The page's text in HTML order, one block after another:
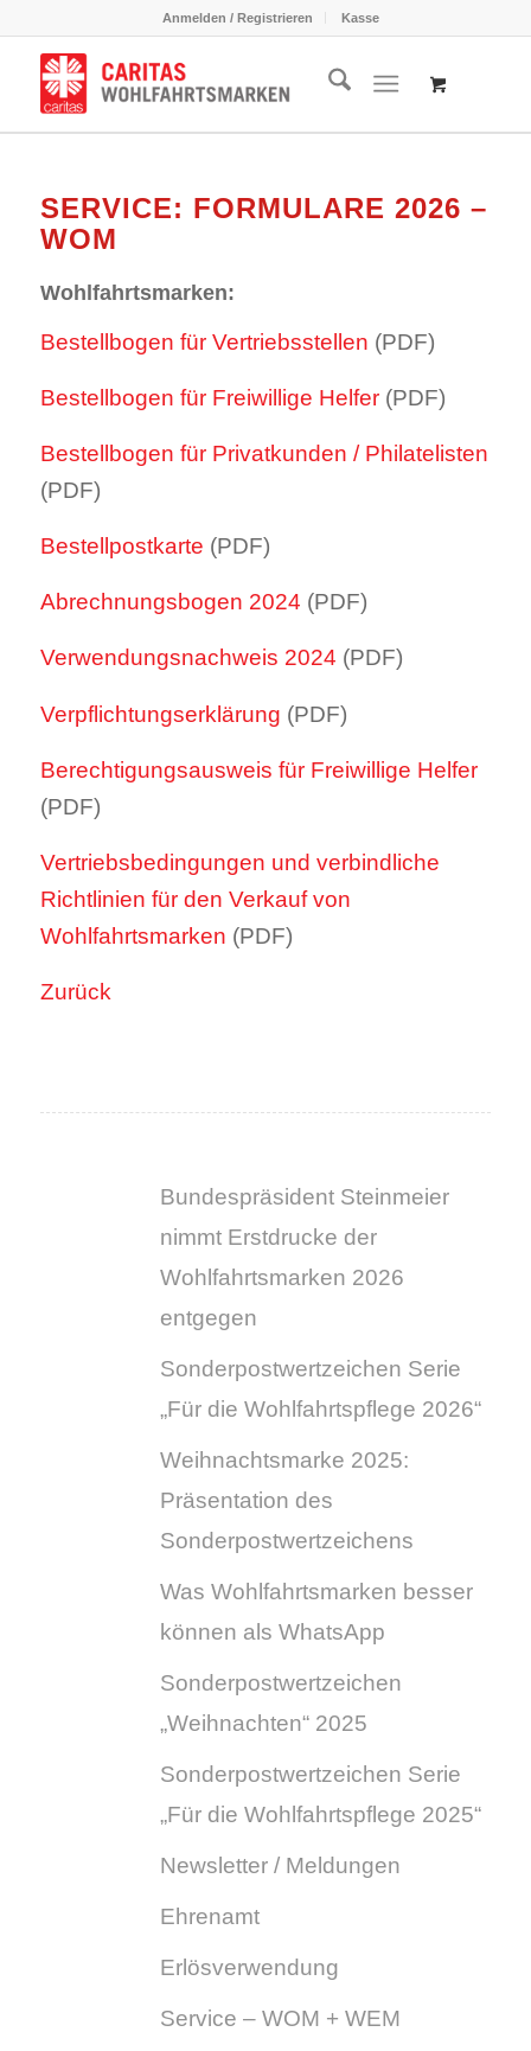
Anmelden / Registrieren Kasse
SERVICE: FORMULARE 2026 –
WOM
Wohlfahrtsmarken:
Bestellbogen für Vertriebsstellen (PDF)
Bestellbogen für Freiwillige Helfer(PDF)
Bestellbogen für Privatkunden / Philatelisten
(PDF)
Bestellpostkarte (PDF)
Abrechnungsbogen 2024 (PDF)
Verwendungsnachweis 2024 (PDF)
Verpflichtungserklärung (PDF)
Berechtigungsausweis für Freiwillige Helfer
(PDF)
Vertriebsbedingungen und verbindliche
Richtlinien für den Verkauf von
Wohlfahrtsmarken (PDF)
Zurück
Bundespräsident Steinmeier
nimmt Erstdrucke der
Wohlfahrtsmarken 2026
entgegen
Sonderpostwertzeichen Serie
„Für die Wohlfahrtspflege 2026“
Weihnachtsmarke 2025:
Präsentation des
Sonderpostwertzeichens
Was Wohlfahrtsmarken besser
können als WhatsApp
Sonderpostwertzeichen
„Weihnachten“ 2025
Sonderpostwertzeichen Serie
„Für die Wohlfahrtspflege 2025“
Newsletter / Meldungen
Ehrenamt
Erlösverwendung
Service – WOM + WEM